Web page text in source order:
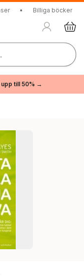
• Billiga böcker
upp till 50% →